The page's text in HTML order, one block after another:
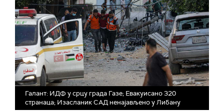
Галант: ИДФ у срцу града Газе; Евакуисано 320
странаца; Изасланик САД ненајављено у Либану